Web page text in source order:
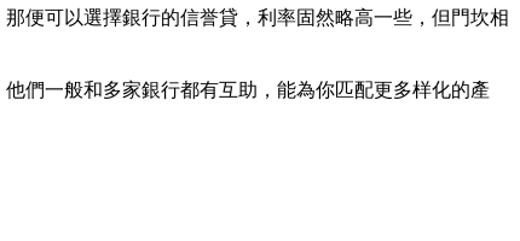
便可以選擇銀行的信誉貸，利率固然略高一些，但門坎相
們一般和多家銀行都有互助，能為你匹配更多样化的產